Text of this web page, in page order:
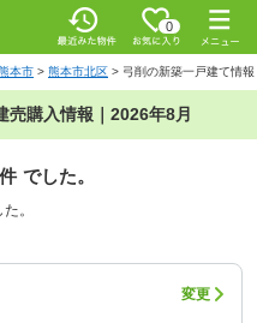
0
本市 > 熊本市北区 > 弓削の新築一戸建て情報
売購入情報｜2026年8月
でした。
。
変更